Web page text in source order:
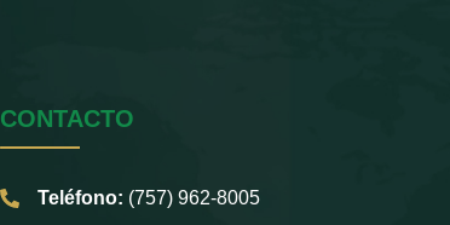
CONTACTO
Teléfono: (757) 962-8005